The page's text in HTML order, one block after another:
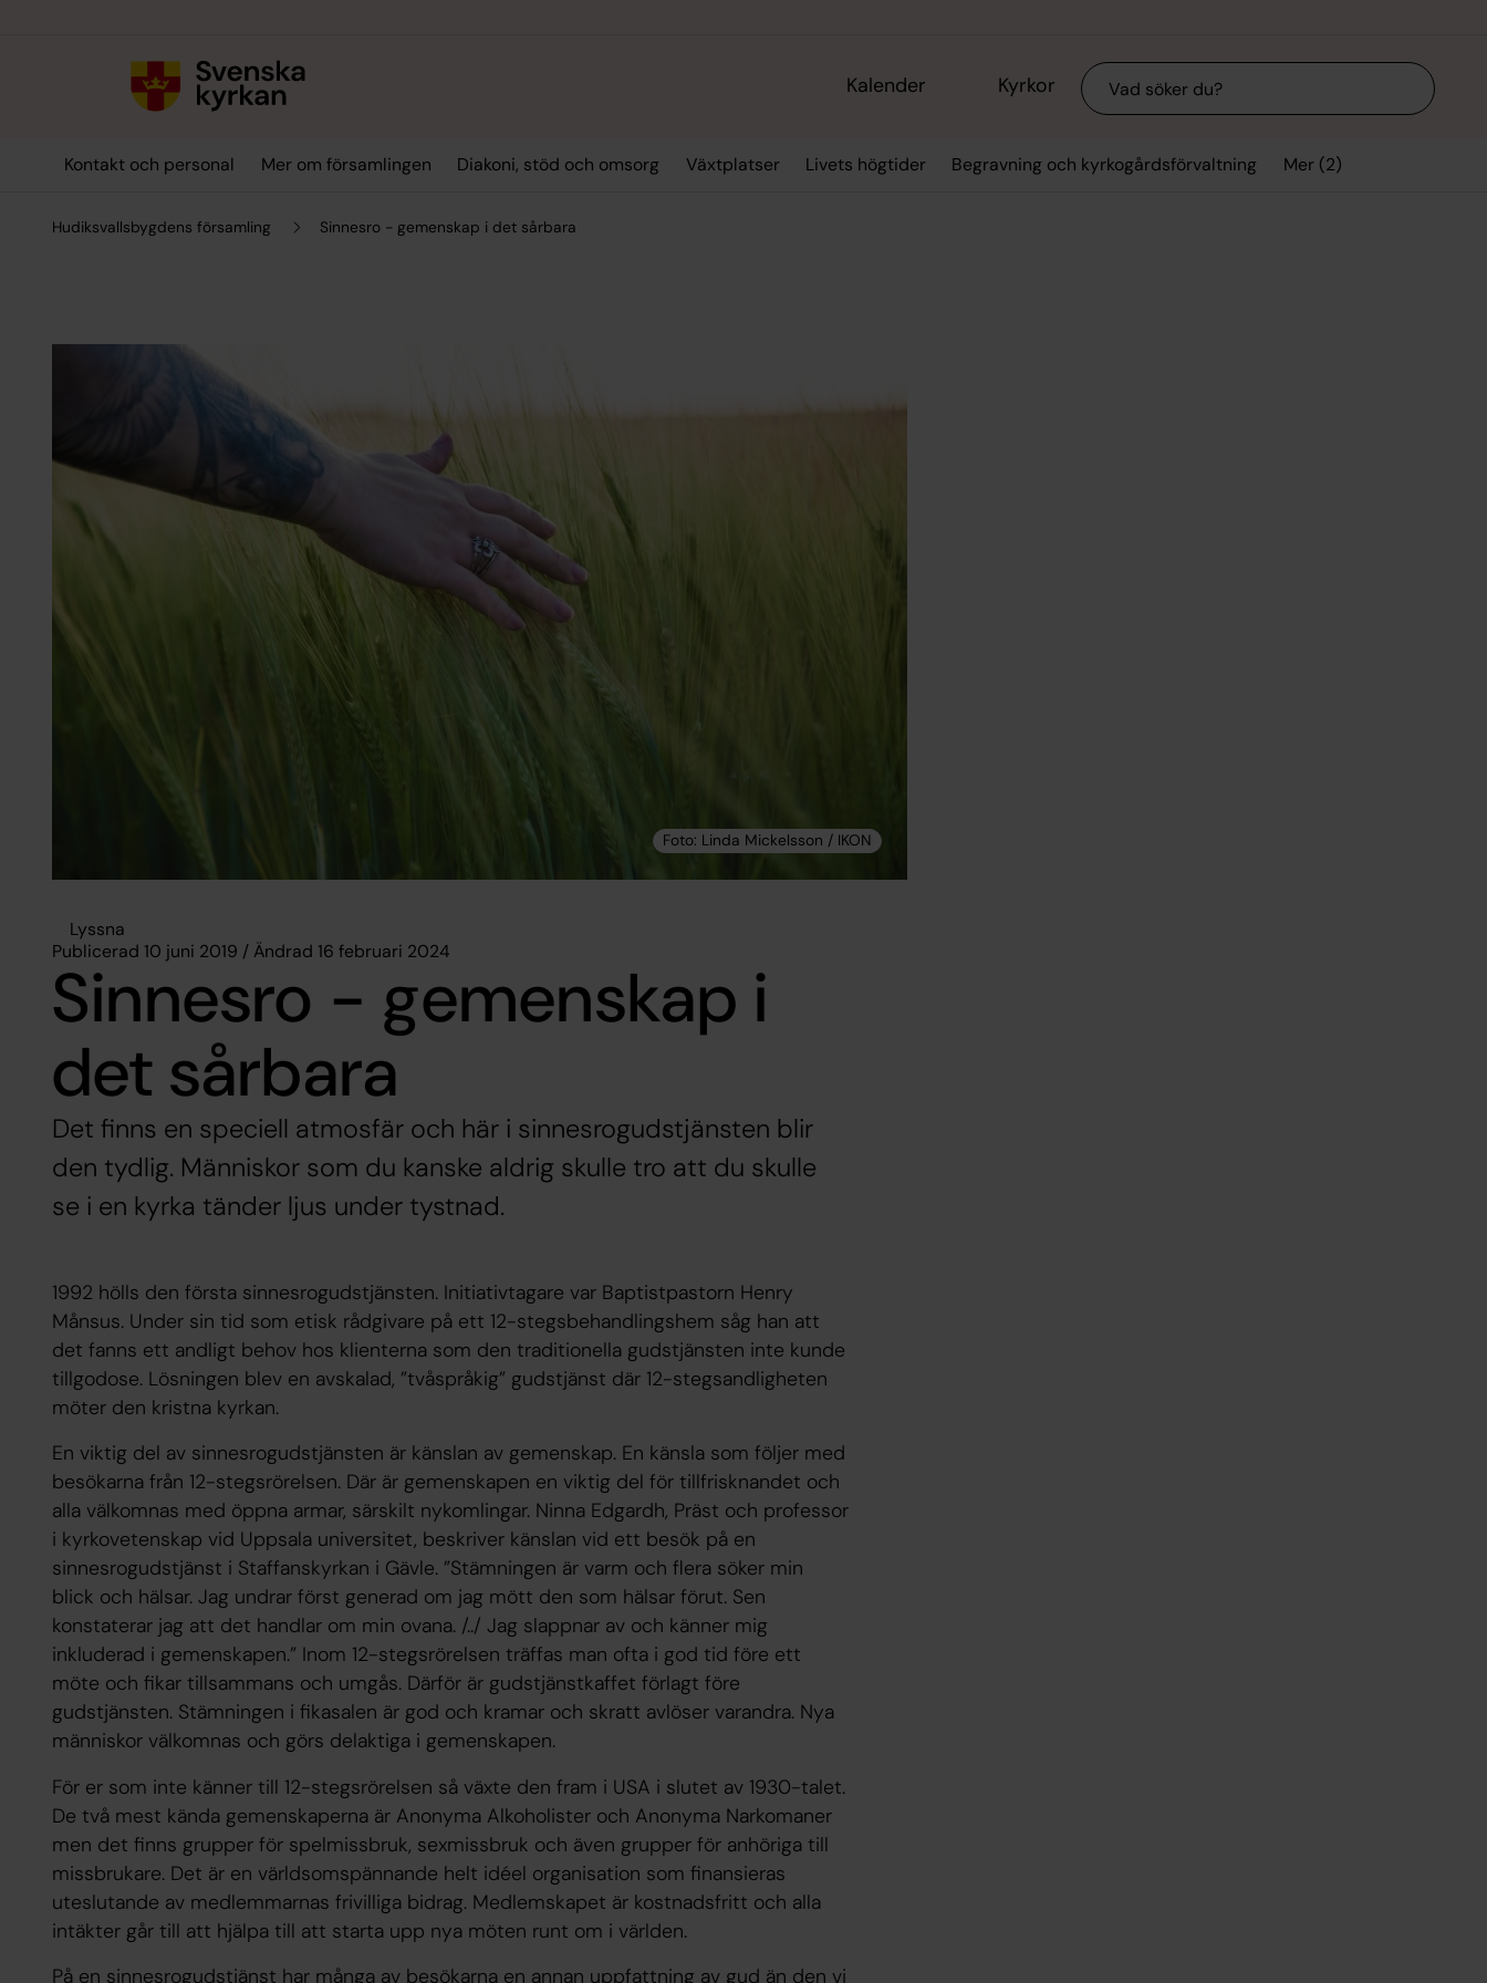
Kalender Kyrkor Sök
Kontakt och personal Mer om församlingen Diakoni, stöd och omsorg Växtplatser Livets högtider Begravning och kyrkogårdsförvaltning Mer (2)
Hudiksvallsbygdens församling Sinnesro - gemenskap i det sårbara
Lyssna
Publicerad 10 juni 2019 / Ändrad 16 februari 2024
Sinnesro - gemenskap i
det sårbara
Det finns en speciell atmosfär och här i sinnesrogudstjänsten blir
den tydlig. Människor som du kanske aldrig skulle tro att du skulle
se i en kyrka tänder ljus under tystnad.
1992 hölls den första sinnesrogudstjänsten. Initiativtagare var Baptistpastorn Henry
Månsus. Under sin tid som etisk rådgivare på ett 12-stegsbehandlingshem såg han att
det fanns ett andligt behov hos klienterna som den traditionella gudstjänsten inte kunde
tillgodose. Lösningen blev en avskalad, ”tvåspråkig” gudstjänst där 12-stegsandligheten
möter den kristna kyrkan.
En viktig del av sinnesrogudstjänsten är känslan av gemenskap. En känsla som följer med
besökarna från 12-stegsrörelsen. Där är gemenskapen en viktig del för tillfrisknandet och
alla välkomnas med öppna armar, särskilt nykomlingar. Ninna Edgardh, Präst och professor
i kyrkovetenskap vid Uppsala universitet, beskriver känslan vid ett besök på en
sinnesrogudstjänst i Staffanskyrkan i Gävle. ”Stämningen är varm och flera söker min
blick och hälsar. Jag undrar först generad om jag mött den som hälsar förut. Sen
konstaterar jag att det handlar om min ovana. /../ Jag slappnar av och känner mig
inkluderad i gemenskapen.” Inom 12-stegsrörelsen träffas man ofta i god tid före ett
möte och fikar tillsammans och umgås. Därför är gudstjänstkaffet förlagt före
gudstjänsten. Stämningen i fikasalen är god och kramar och skratt avlöser varandra. Nya
människor välkomnas och görs delaktiga i gemenskapen.
För er som inte känner till 12-stegsrörelsen så växte den fram i USA i slutet av 1930-talet.
De två mest kända gemenskaperna är Anonyma Alkoholister och Anonyma Narkomaner
men det finns grupper för spelmissbruk, sexmissbruk och även grupper för anhöriga till
missbrukare. Det är en världsomspännande helt idéel organisation som finansieras
uteslutande av medlemmarnas frivilliga bidrag. Medlemskapet är kostnadsfritt och alla
intäkter går till att hjälpa till att starta upp nya möten runt om i världen.
På en sinnesrogudstjänst har många av besökarna en annan uppfattning av gud än den vi